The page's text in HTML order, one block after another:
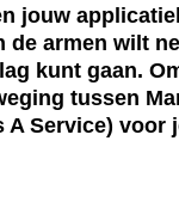
jouw
de armen wilt
kunt gaan.
tussen
Service) voor